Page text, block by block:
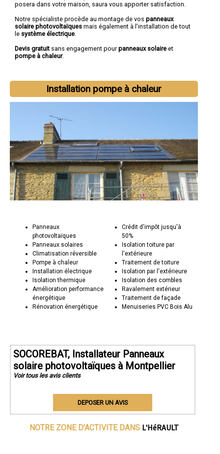
posera dans votre maison, saura vous apporter satisfaction.
Notre spécialiste procède au montage de vos panneaux
solaire photovoltaïques mais également à l’installation de tout
le système électrique.
Devis gratuit sans engagement pourpanneaux solaire et
pompe à chaleur.
Installation pompe à chaleur
Panneaux
photovoltaïques
Panneaux solaires
Climatisation réversible
Pompe à chaleur
Installation électrique
Isolation thermique
Amélioration performance
énergétique
Rénovation énergétique
Crédit d'impôt jusqu'à
50%
Isolation toiture par
l'extérieure
Traitement de toiture
Isolation par l'extérieure
Isolation des combles
Ravalement extérieur
Traitement de façade
Menuiseries PVC Bois Alu
SOCOREBAT, Installateur Panneaux
solaire photovoltaïques à Montpellier
Voir tous les avis clients
DEPOSER UN AVIS
NOTRE ZONE D'ACTIVITE DANS L'HéRAULT